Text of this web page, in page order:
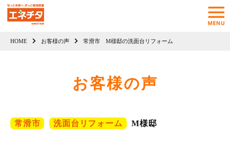
HOME お客様の声 常滑市 M様邸の洗面台リフォーム
お客様の声
常滑市 洗面台リフォーム M様邸